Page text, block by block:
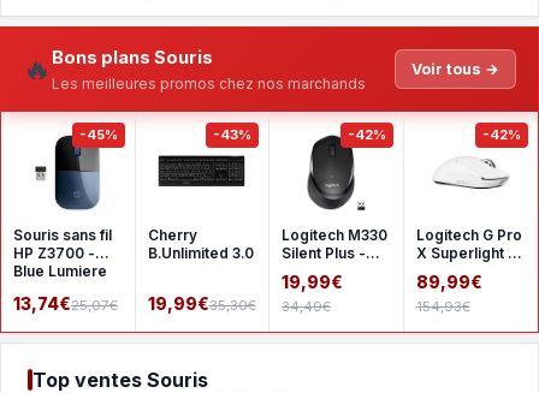
🔥 Bons plans Souris
Les meilleures promos chez nos marchands
Voir tous →
-45%
Souris sans fil
HP Z3700 -
Blue Lumiere
13,74€25,07€
-43%
Cherry
B.Unlimited 3.0
19,99€35,30€
-42%
Logitech M330
Silent Plus -
19,99€
34,49€
-42%
Logitech G Pro
X Superlight 2
89,99€
154,93€
Top ventes Souris